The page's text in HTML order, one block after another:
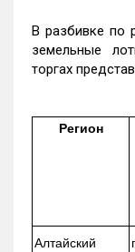
В разбивке по
земельные
торгах
Регион
Алтайский